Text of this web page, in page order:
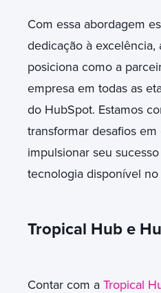
Com essa abordagem
dedicação à excelência,
posiciona como a
empresa em todas as
do HubSpot. Estamos
transformar desafios
impulsionar seu
tecnologia disponível no
Tropical Hub e
Contar com a Tropical